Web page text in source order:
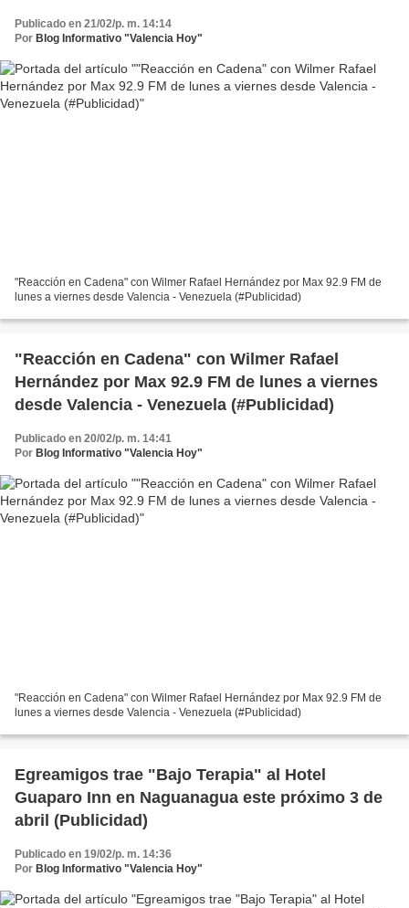
Publicado en 21/02/p. m. 14:14
Por Blog Informativo "Valencia Hoy"
"Reacción en Cadena" con Wilmer Rafael Hernández por Max 92.9 FM de
lunes a viernes desde Valencia - Venezuela (#Publicidad)
"Reacción en Cadena" con Wilmer Rafael
Hernández por Max 92.9 FM de lunes a viernes
desde Valencia - Venezuela (#Publicidad)
Publicado en 20/02/p. m. 14:41
Por Blog Informativo "Valencia Hoy"
"Reacción en Cadena" con Wilmer Rafael Hernández por Max 92.9 FM de
lunes a viernes desde Valencia - Venezuela (#Publicidad)
Egreamigos trae "Bajo Terapia" al Hotel
Guaparo Inn en Naguanagua este próximo 3 de
abril (Publicidad)
Publicado en 19/02/p. m. 14:36
Por Blog Informativo "Valencia Hoy"